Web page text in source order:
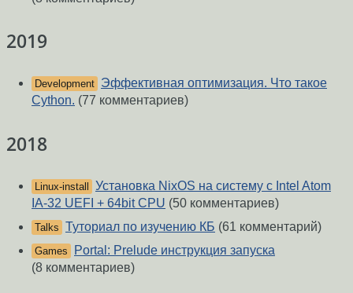
2019
Development Эффективная оптимизация. Что такое
Cython. (77 комментариев)
2018
Linux-install
Установка NixOS на систему с Intel Atom
IA-32 UEFI + 64bit CPU (50 комментариев)
Talks Туториал по изучению КБ (61 комментарий)
Games
Portal: Prelude инструкция запуска
(8 комментариев)